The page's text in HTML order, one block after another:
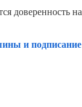
доверенность на
и подписание